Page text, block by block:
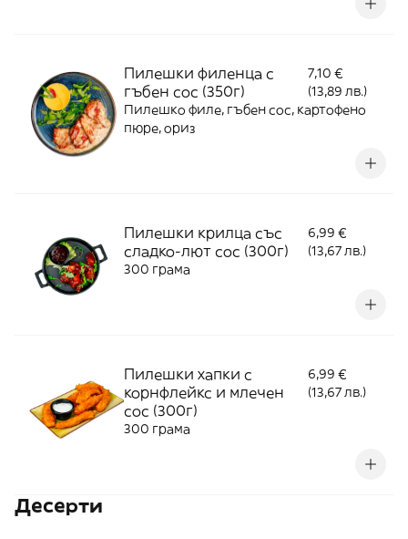
Пилешки филенца с
гъбен сос (350г)
7,10 €
(13,89 лв.)
Пилешко филе, гъбен сос, картофено
пюре, ориз
Пилешки крилца със
сладко-лют сос (300г)
6,99 €
(13,67 лв.)
300 грама
Пилешки хапки с
корнфлейкс и млечен
сос (300г)
6,99 €
(13,67 лв.)
300 грама
Десерти